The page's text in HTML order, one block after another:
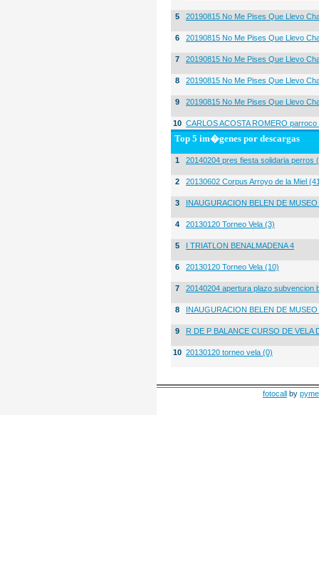
5 20190815 No Me Pises Que Llevo
6 20190815 No Me Pises Que Llevo
7 20190815 No Me Pises Que Llevo
8 20190815 No Me Pises Que Llevo
9 20190815 No Me Pises Que Llevo
10 CARLOS ACOSTA ROMERO
Top 5 im�genes por descargas
1 20140204 pres fiesta solidaria perros
2 20130602 Corpus Arroyo de la Miel
3 INAUGURACION BELEN DE
4 20130120 Torneo Vela (3)
5 I TRIATLON BENALMADENA 4
6 20130120 Torneo Vela (10)
7 20140204 apertura plazo subvencion
8 INAUGURACION BELEN DE
9 R DE P BALANCE CURSO DE VELA
10 20130120 torneo vela (0)
fotocall by